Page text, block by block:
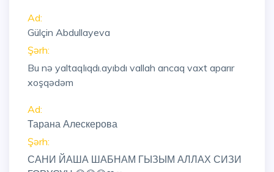
Ad:
Gülçin Abdullayeva
Şərh:
Bu nə yaltaqlıqdı.ayıbdı vallah ancaq vaxt aparır
xoşqədəm
Ad:
Тарана Алескерова
Şərh:
САНИ ЙАША ШАБНАМ ГЫЗЫМ АЛЛАХ СИЗИ